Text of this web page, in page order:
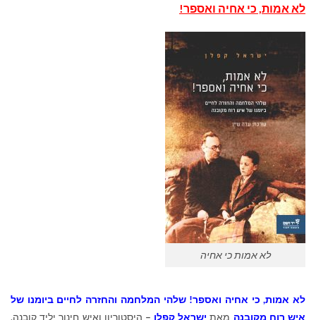
לא אמות, כי אחיה ואספר!
לא אמות כי אחיה
לא אמות, כי אחיה ואספר!שלהי המלחמה והחזרה לחיים ביומנו של
איש רוח מקובנה מאת ישראל קפלן – היסטוריון ואיש חינוך יליד קובנה,